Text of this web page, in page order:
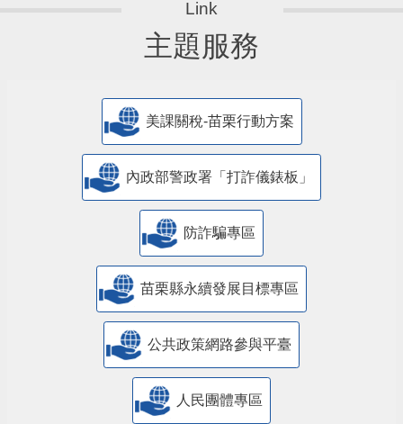
主題服務
美課關稅-苗栗行動方案
內政部警政署「打詐儀錶板」
防詐騙專區
苗栗縣永續發展目標專區
公共政策網路參與平臺
人民團體專區